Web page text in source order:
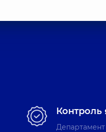
Контроль
Департамент